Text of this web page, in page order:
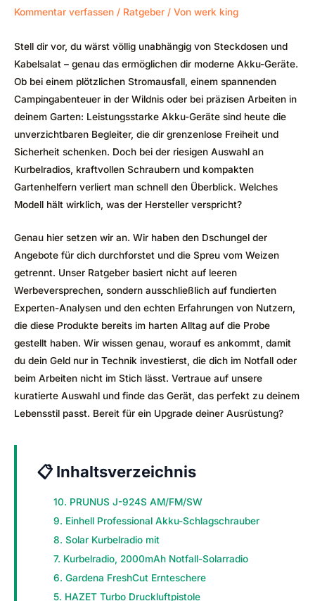
Kommentar verfassen / Ratgeber / Von werk king
Stell dir vor, du wärst völlig unabhängig von Steckdosen und
Kabelsalat – genau das ermöglichen dir moderne Akku-Geräte.
Ob bei einem plötzlichen Stromausfall, einem spannenden
Campingabenteuer in der Wildnis oder bei präzisen Arbeiten in
deinem Garten: Leistungsstarke Akku-Geräte sind heute die
unverzichtbaren Begleiter, die dir grenzenlose Freiheit und
Sicherheit schenken. Doch bei der riesigen Auswahl an
Kurbelradios, kraftvollen Schraubern und kompakten
Gartenhelfern verliert man schnell den Überblick. Welches
Modell hält wirklich, was der Hersteller verspricht?
Genau hier setzen wir an. Wir haben den Dschungel der
Angebote für dich durchforstet und die Spreu vom Weizen
getrennt. Unser Ratgeber basiert nicht auf leeren
Werbeversprechen, sondern ausschließlich auf fundierten
Experten-Analysen und den echten Erfahrungen von Nutzern,
die diese Produkte bereits im harten Alltag auf die Probe
gestellt haben. Wir wissen genau, worauf es ankommt, damit
du dein Geld nur in Technik investierst, die dich im Notfall oder
beim Arbeiten nicht im Stich lässt. Vertraue auf unsere
kuratierte Auswahl und finde das Gerät, das perfekt zu deinem
Lebensstil passt. Bereit für ein Upgrade deiner Ausrüstung?
📋 Inhaltsverzeichnis
10. PRUNUS J-924S AM/FM/SW
9. Einhell Professional Akku-Schlagschrauber
8. Solar Kurbelradio mit
7. Kurbelradio, 2000mAh Notfall-Solarradio
6. Gardena FreshCut Ernteschere
5. HAZET Turbo Druckluftpistole